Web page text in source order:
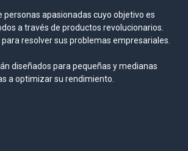
personas apasionadas cuyo objetivo es
a través de productos revolucionarios.
resolver sus problemas empresariales.
diseñados para pequeñas y medianas
a optimizar su rendimiento.